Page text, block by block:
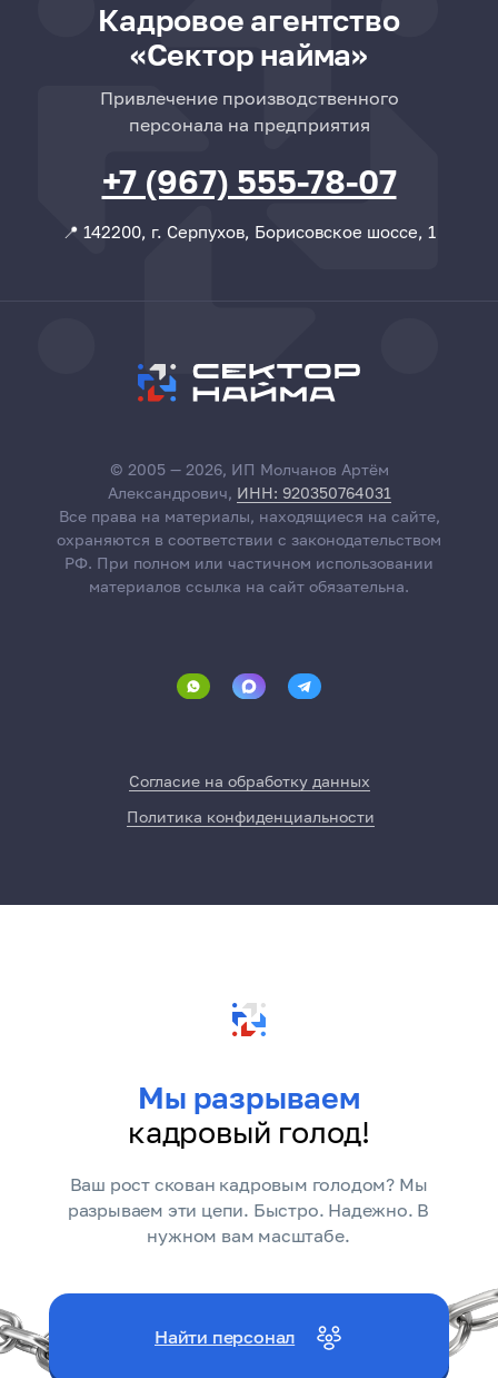
Согласие на обработку данных
Политика конфиденциальности
© 2005 — 2026, ИП Молчанов Артём
Александрович, ИНН: 920350764031
Все права на материалы, находящиеся на сайте,
охраняются в соответствии с законодательством
РФ. При полном или частичном использовании
материалов ссылка на сайт обязательна.
+7 (967) 555-78-07
📍 142200, г. Серпухов, Борисовское шоссе, 1
Привлечение производственного
персонала на предприятия
Кадровое агентство
«Сектор найма»
Найти персонал
Мы разрываем
кадровый голод!
Ваш рост скован кадровым голодом? Мы
разрываем эти цепи. Быстро. Надежно. В
нужном вам масштабе.